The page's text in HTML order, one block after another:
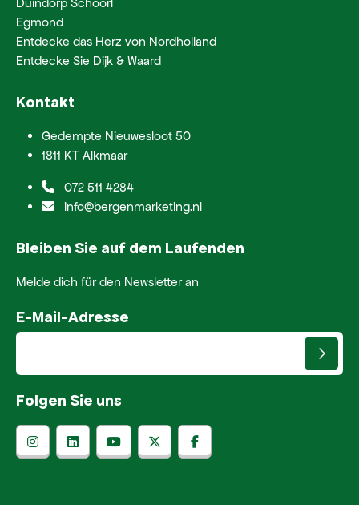
Egmond
Entdecke das Herz von Nordholland
Entdecke Sie Dijk & Waard
Kontakt
Gedempte Nieuwesloot 50
1811 KT Alkmaar
072 511 4284
info@bergenmarketing.nl
Bleiben Sie auf dem Laufenden
Melde dich für den Newsletter an
E-Mail-Adresse
Folgen Sie uns